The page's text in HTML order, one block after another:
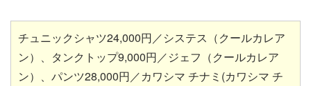
チュニックシャツ24,000円／システス（クールカレア
ン）、タンクトップ9,000円／ジェフ（クールカレア
ン）、パンツ28,000円／カワシマ チナミ(カワシマ チ